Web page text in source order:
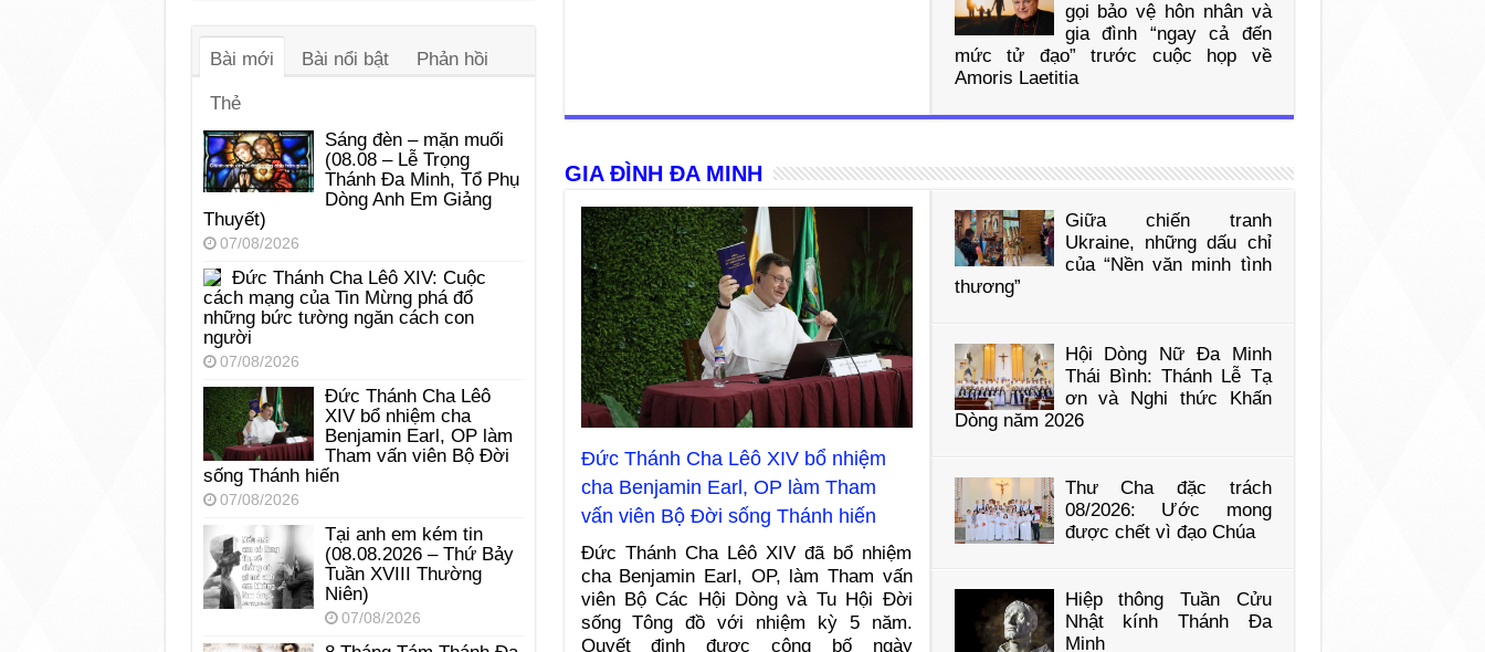
gọi bảo vệ hôn nhân và
gia đình “ngay cả đến
mức tử đạo” trước cuộc họp về
Amoris Laetitia
GIA ĐÌNH ĐA MINH
Đức Thánh Cha Lêô XIV bổ nhiệm
cha Benjamin Earl, OP làm Tham
vấn viên Bộ Đời sống Thánh hiến
Đức Thánh Cha Lêô XIV đã bổ nhiệm
cha Benjamin Earl, OP, làm Tham vấn
viên Bộ Các Hội Dòng và Tu Hội Đời
sống Tông đồ với nhiệm kỳ 5 năm.
Quyết định được công bố ngày
Giữa chiến tranh
Ukraine, những dấu chỉ
của “Nền văn minh tình
thương”
Hội Dòng Nữ Đa Minh
Thái Bình: Thánh Lễ Tạ
ơn và Nghi thức Khấn
Dòng năm 2026
Thư Cha đặc trách
08/2026: Ước mong
được chết vì đạo Chúa
Hiệp thông Tuần Cửu
Nhật kính Thánh Đa
Minh
Bài mới Bài nổi bật Phản hồi
Thẻ
Sáng đèn – mặn muối
(08.08 – Lễ Trọng
Thánh Đa Minh, Tổ Phụ
Dòng Anh Em Giảng
Thuyết)
07/08/2026
Đức Thánh Cha Lêô XIV: Cuộc
cách mạng của Tin Mừng phá đổ
những bức tường ngăn cách con
người
07/08/2026
Đức Thánh Cha Lêô
XIV bổ nhiệm cha
Benjamin Earl, OP làm
Tham vấn viên Bộ Đời
sống Thánh hiến
07/08/2026
Tại anh em kém tin
(08.08.2026 – Thứ Bảy
Tuần XVIII Thường
Niên)
07/08/2026